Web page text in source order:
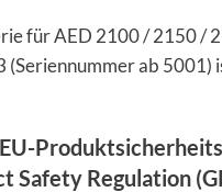
für AED 2100 / 2150 /
(Seriennummer ab
Safety Regulation